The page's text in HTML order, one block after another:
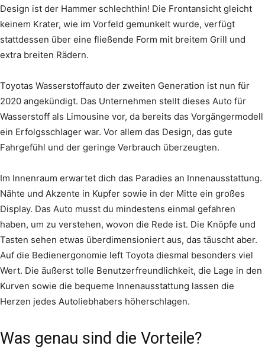
Design ist der Hammer schlechthin! Die Frontansicht gleicht
keinem Krater, wie im Vorfeld gemunkelt wurde, verfügt
stattdessen über eine fließende Form mit breitem Grill und
extra breiten Rädern.
Toyotas Wasserstoffauto der zweiten Generation ist nun für
2020 angekündigt. Das Unternehmen stellt dieses Auto für
Wasserstoff als Limousine vor, da bereits das Vorgängermodell
ein Erfolgsschlager war. Vor allem das Design, das gute
Fahrgefühl und der geringe Verbrauch überzeugten.
Im Innenraum erwartet dich das Paradies an Innenausstattung.
Nähte und Akzente in Kupfer sowie in der Mitte ein großes
Display. Das Auto musst du mindestens einmal gefahren
haben, um zu verstehen, wovon die Rede ist. Die Knöpfe und
Tasten sehen etwas überdimensioniert aus, das täuscht aber.
Auf die Bedienergonomie left Toyota diesmal besonders viel
Wert. Die äußerst tolle Benutzerfreundlichkeit, die Lage in den
Kurven sowie die bequeme Innenausstattung lassen die
Herzen jedes Autoliebhabers höherschlagen.
Was genau sind die Vorteile?